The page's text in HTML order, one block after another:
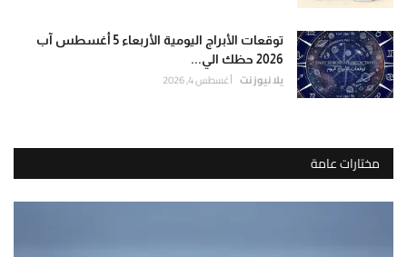
توقعات الأبراج اليومية الأربعاء 5 أغسطس آب
2026 حظك الي...
يلا نيوز نت أغسطس 4, 2026
مختارات عامة